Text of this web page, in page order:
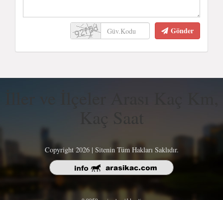
Gönder
Kaç Saat
Copyright 2026 | Sitenin Tüm Hakları Saklıdır.